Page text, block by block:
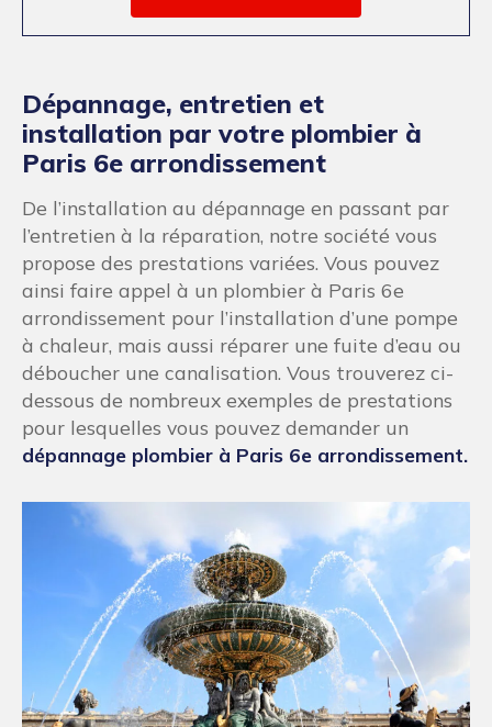
Dépannage, entretien et
installation par votre plombier à
Paris 6e arrondissement
De l’installation au dépannage en passant par
l’entretien à la réparation, notre société vous
propose des prestations variées. Vous pouvez
ainsi faire appel à un plombier à Paris 6e
arrondissement pour l’installation d’une pompe
à chaleur, mais aussi réparer une fuite d’eau ou
déboucher une canalisation. Vous trouverez ci-
dessous de nombreux exemples de prestations
pour lesquelles vous pouvez demander un
dépannage plombier à Paris 6e arrondissement.